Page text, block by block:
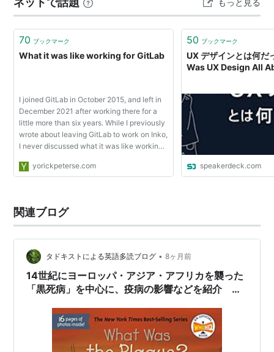
もっと見る
70 ブックマーク
What it was like working for GitLab
I joined GitLab in October 2015, and left in
December 2021 after working there for a
little more than six years. While I previously
wrote about leaving GitLab to work on Inko,
I never discussed what it was like working
are two reasons for this: I was suffer...
yorickpeterse.com
50 ブックマーク
UX デザインとは何だ
Was UX Design All
speakerdeck.com
関連ブログ
タドキストによる英語多読ブログ • 8ヶ月前
14世紀にヨーロッパ・アジア・アフリカを襲った
「黒死病」を中心に、疫病の影響などを紹介
Plague?』のご紹介